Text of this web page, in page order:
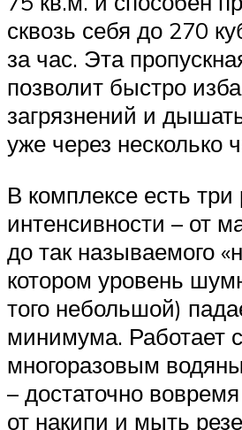
сквозь себя до 270
за час. Эта
позволит быстро
загрязнений и
уже через несколько
В комплексе есть
интенсивности – от
до так называемого
котором уровень
того небольшой)
минимума. Работает с
многоразовым
– достаточно
от накипи и мыть